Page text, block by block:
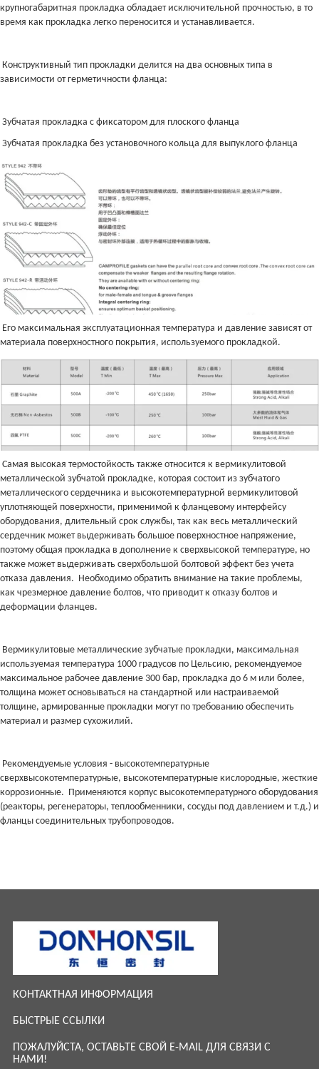
крупногабаритная прокладка обладает исключительной прочностью, в то
время как прокладка легко переносится и устанавливается.
Конструктивный тип прокладки делится на два основных типа в
зависимости от герметичности фланца:
Зубчатая прокладка с фиксатором для плоского фланца
Зубчатая прокладка без установочного кольца для выпуклого фланца
Его максимальная эксплуатационная температура и давление зависят от
материала поверхностного покрытия, используемого прокладкой.
Самая высокая термостойкость также относится к вермикулитовой
металлической зубчатой прокладке, которая состоит из зубчатого
металлического сердечника и высокотемпературной вермикулитовой
уплотняющей поверхности, применимой к фланцевому интерфейсу
оборудования, длительный срок службы, так как весь металлический
сердечник может выдерживать большое поверхностное напряжение,
поэтому общая прокладка в дополнение к сверхвысокой температуре, но
также может выдерживать сверхбольшой болтовой эффект без учета
отказа давления. Необходимо обратить внимание на такие проблемы,
как чрезмерное давление болтов, что приводит к отказу болтов и
деформации фланцев.
Вермикулитовые металлические зубчатые прокладки, максимальная
используемая температура 1000 градусов по Цельсию, рекомендуемое
максимальное рабочее давление 300 бар, прокладка до 6 м или более,
толщина может основываться на стандартной или настраиваемой
толщине, армированные прокладки могут по требованию обеспечить
материал и размер сухожилий.
Рекомендуемые условия - высокотемпературные
сверхвысокотемпературные, высокотемпературные кислородные, жесткие
коррозионные. Применяются корпус высокотемпературного оборудования
(реакторы, регенераторы, теплообменники, сосуды под давлением и т.д.) и
фланцы соединительных трубопроводов.
КОНТАКТНАЯ ИНФОРМАЦИЯ
БЫСТРЫЕ ССЫЛКИ
ПОЖАЛУЙСТА, ОСТАВЬТЕ СВОЙ E-MAIL ДЛЯ СВЯЗИ С
НАМИ!